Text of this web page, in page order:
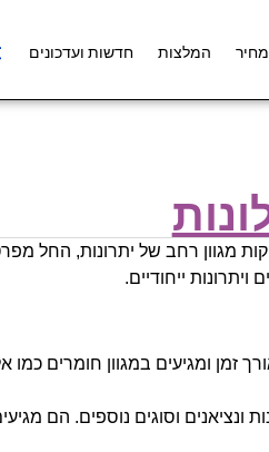
המלצות חדשות ועדכונים
מגוון רחב של יתרונות, החל
ייחודיים.
ומגיעים במגוון חומרים כמו
ונציאנים וסוגים נוספים. הם